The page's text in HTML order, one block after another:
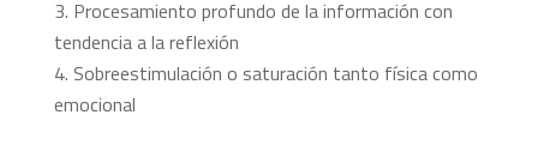
Procesamiento profundo de la información con
tendencia a la reflexión
Sobreestimulación o saturación tanto física como
emocional